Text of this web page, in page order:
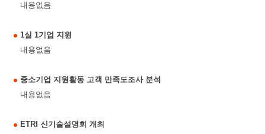
내용없음
1실 1기업 지원
내용없음
중소기업 지원활동 고객 만족도조사 분석
내용없음
ETRI 신기술설명회 개최